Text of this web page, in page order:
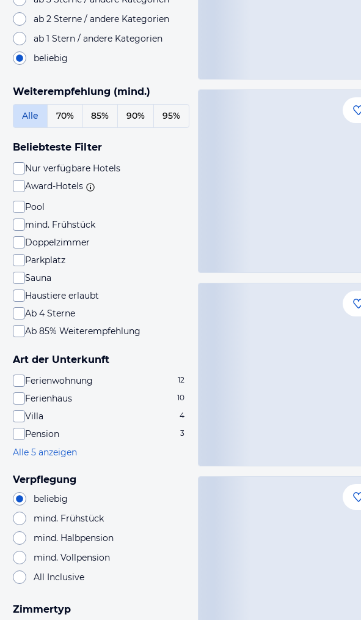
ab 2 Sterne / andere Kategorien
ab 1 Stern / andere Kategorien
beliebig
Weiterempfehlung (mind.)
Alle 70% 85% 90% 95%
Beliebteste Filter
Nur verfügbare Hotels
Award-Hotels
Pool
mind. Frühstück
Doppelzimmer
Parkplatz
Sauna
Haustiere erlaubt
Ab 4 Sterne
Ab 85% Weiterempfehlung
Art der Unterkunft
Ferienwohnung 12
Ferienhaus 10
Villa 4
Pension 3
Alle 5 anzeigen
Verpflegung
beliebig
mind. Frühstück
mind. Halbpension
mind. Vollpension
All Inclusive
Zimmertyp